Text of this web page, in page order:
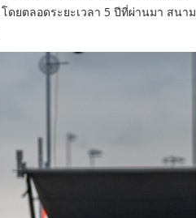
ยตลอดระยะเวลา 5 ปีที่ผ่านมา สนาม